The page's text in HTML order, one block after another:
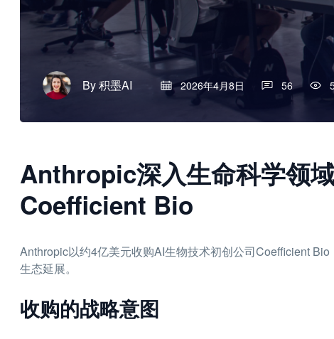
By积墨AI 2026年4月8日 56
Anthropic深入生命科学领
Coefficient Bio
Anthropic以约4亿美元收购AI生物技术初创公司Coefficient
生态延展。
收购的战略意图